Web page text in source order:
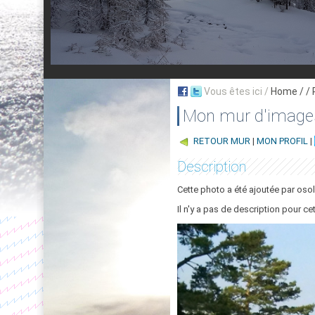
Vous êtes ici / Home / /
Mon mur
RETOUR MUR | MON PROFIL |
Description
Cette photo a été ajoutée par
Il n'y a pas de description pour